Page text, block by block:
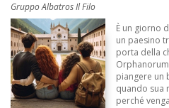
Gruppo Albatros Il Filo
È un giorno
un paesino
porta della
piangere un
quando sua
perché